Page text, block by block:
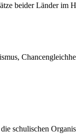
beider Länder im
schulischen